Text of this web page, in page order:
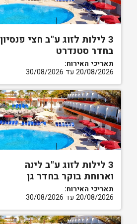
3 לילות לזוג ע"ב חצי פנסיון
בחדר סטנדרט
תאריכי האירוח:
20/08/2026 עד 30/08/2026
3 לילות לזוג ע"ב לינה
וארוחת בוקר בחדר גן
תאריכי האירוח:
20/08/2026 עד 30/08/2026